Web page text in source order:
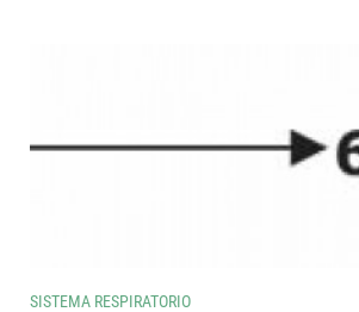
SISTEMA RESPIRATORIO